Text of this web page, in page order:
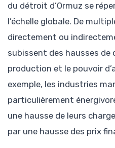
du détroit d’Ormuz se
l’échelle globale. De
directement ou
subissent des hausses
production et le pouvoir
exemple, les industries
particulièrement
une hausse de leurs
par une hausse des prix